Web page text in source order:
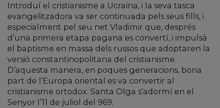
Introduí el cristianisme a Ucraïna, i la seva tasca
evangelitzadora va ser continuada pels seus fills, i
especialment pel seu net Vladimir que, després
d’una primera etapa pagana es convertí, i impulsà
el baptisme en massa dels russos que adoptaren la
versió constantinopolitana del cristianisme.
D’aquesta manera, en poques generacions, bona
part de l’Europa oriental es va convertir al
cristianisme ortodox. Santa Olga s’adormí en el
Senyor l’11 de juliol del 969.